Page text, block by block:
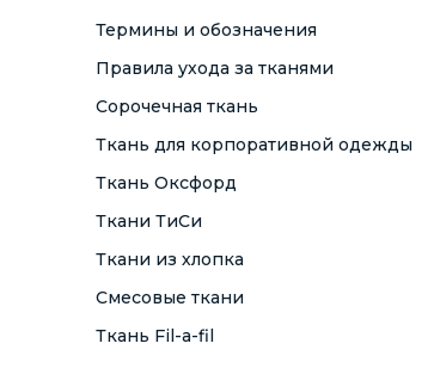
Термины и обозначения
Правила ухода за тканями
Сорочечная ткань
Ткань для корпоративной одежды
Ткань Оксфорд
Ткани ТиСи
Ткани из хлопка
Смесовые ткани
Ткань Fil-a-fil